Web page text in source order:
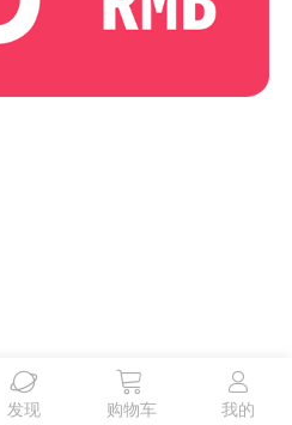

发现

购物车

我的